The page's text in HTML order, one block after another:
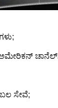
ಅಮೇರಿಕನ್
ಸೇವೆ;